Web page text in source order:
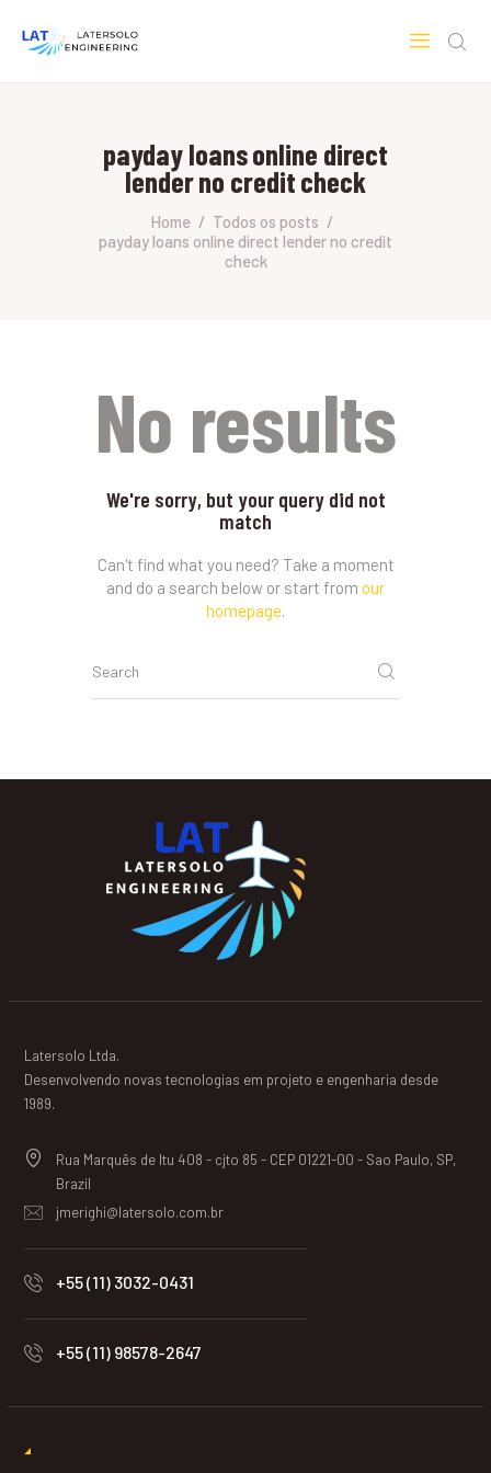
payday loans online direct
lender no credit check
Home
Todos os posts
payday loans online direct lender no credit
check
HOME
SOBRE A LATERSOLO
ENGINEERING
MERCADOS & SERVIÇOS
No results
We're sorry, but your query did not
match
Can't find what you need? Take a moment
and do a search below or start from our
homepage.
Latersolo Ltda.
Desenvolvendo novas tecnologias em projeto e engenharia desde
1989.
Rua Marquês de Itu 408 - cjto 85 - CEP 01221-00 - Sao Paulo, SP,
Brazil
jmerighi@latersolo.com.br
+55 (11) 3032-0431
+55 (11) 98578-2647